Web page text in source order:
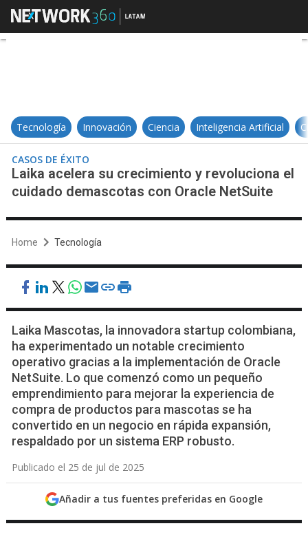
Laika acelera su crecimiento y
Tecnología Innovación Ciencia Inteligencia Artificial
CASOS DE ÉXITO
Laika acelera su crecimiento y revoluciona el
cuidado demascotas con Oracle NetSuite
Home Tecnología
Laika Mascotas, la innovadora startup colombiana,
ha experimentado un notable crecimiento
operativo gracias a la implementación de Oracle
NetSuite. Lo que comenzó como un pequeño
emprendimiento para mejorar la experiencia de
compra de productos para mascotas se ha
convertido en un negocio en rápida expansión,
respaldado por un sistema ERP robusto.
Publicado el 25 de jul de 2025
Añadir a tus fuentes preferidas en Google